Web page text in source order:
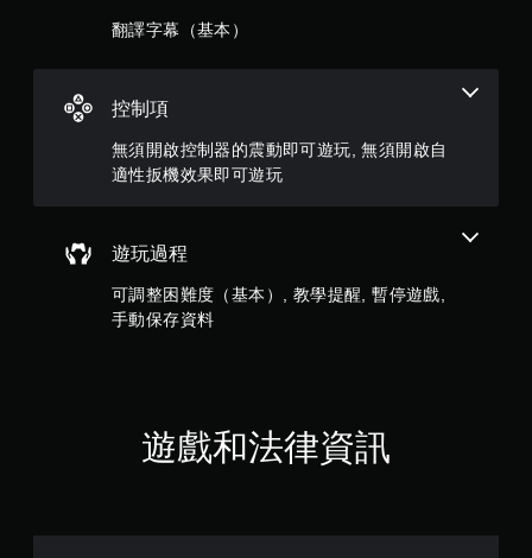
共
則
分
翻譯字幕（基本）
控制項
無須開啟控制器的震動即可遊玩, 無須開啟自
適性扳機效果即可遊玩
遊玩過程
可調整困難度（基本）, 教學提醒, 暫停遊戲,
手動保存資料
遊戲和法律資訊